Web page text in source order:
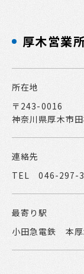
厚木営業
所在地
〒243-0016
神奈川県厚木市
連絡先
TEL 046-
最寄り駅
小田急電鉄 本